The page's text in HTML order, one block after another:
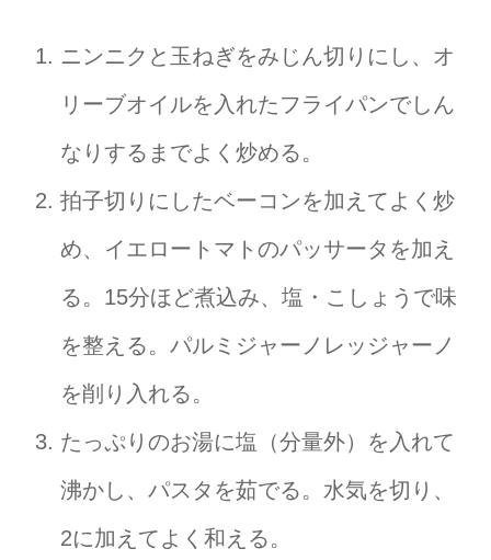
ニンニクと玉ねぎをみじん切りにし、オ
リーブオイルを入れたフライパンでしん
なりするまでよく炒める。
拍子切りにしたベーコンを加えてよく炒
め、イエロートマトのパッサータを加え
る。15分ほど煮込み、塩・こしょうで味
を整える。パルミジャーノレッジャーノ
を削り入れる。
たっぷりのお湯に塩（分量外）を入れて
沸かし、パスタを茹でる。水気を切り、
2に加えてよく和える。